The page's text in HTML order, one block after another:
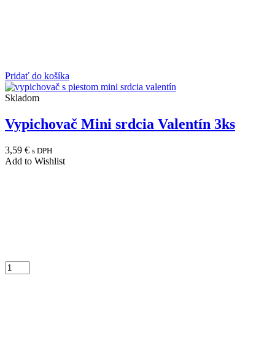
Pridať do košíka
Skladom
Vypichovač Mini srdcia Valentín 3ks
3,59 € s DPH
Add to Wishlist